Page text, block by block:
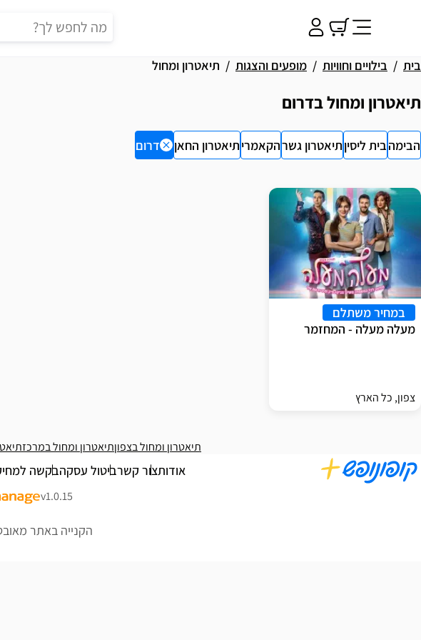
בית בילויים וחוויות מופעים והצגות תיאטרון ומחול
תיאטרון ומחול בדרום
הבימהבית ליסיןתיאטרון גשרהקאמריתיאטרון החאן דרום
תוצאות
במחיר משתלם
מעלה מעלה - המחזמר
צפון, כל הארץ
תיאטרון ומחול בצפוןתיאטרון ומחול במרכז
אודותצור קשרביטול עסקהבקשה
v1.0.15
הקנייה באתר